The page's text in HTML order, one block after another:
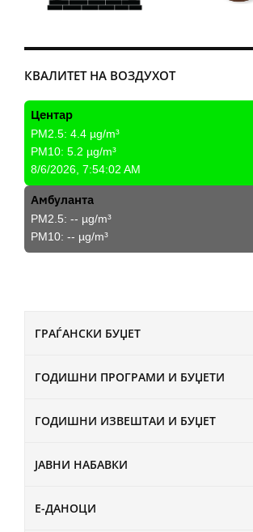
ГРАЃАНСКИ БУЏЕТ
ГОДИШНИ ПРОГРАМИ И БУЏЕТИ
ГОДИШНИ ИЗВЕШТАИ И БУЏЕТ
ЈАВНИ НАБАВКИ
Е-ДАНОЦИ
КВАЛИТЕТ НА ВОЗДУХОТ
Центар
PM2.5: 4.4 µg/m³
PM10: 5.2 µg/m³
8/6/2026, 7:54:02 AM
Амбуланта
PM2.5: -- µg/m³
PM10: -- µg/m³